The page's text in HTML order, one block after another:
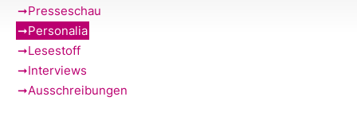
NEWSLETTER
REGIO-NETZE
VERÖFFENTLICHUNGEN
Presseschau
Personalia
Lesestoff
Interviews
Ausschreibungen